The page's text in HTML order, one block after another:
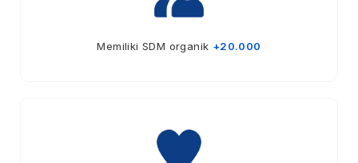
Memiliki SDM organik +20.000